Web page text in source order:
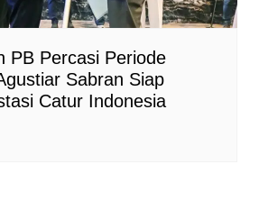
PB Percasi Periode
Sabran Siap
Catur Indonesia